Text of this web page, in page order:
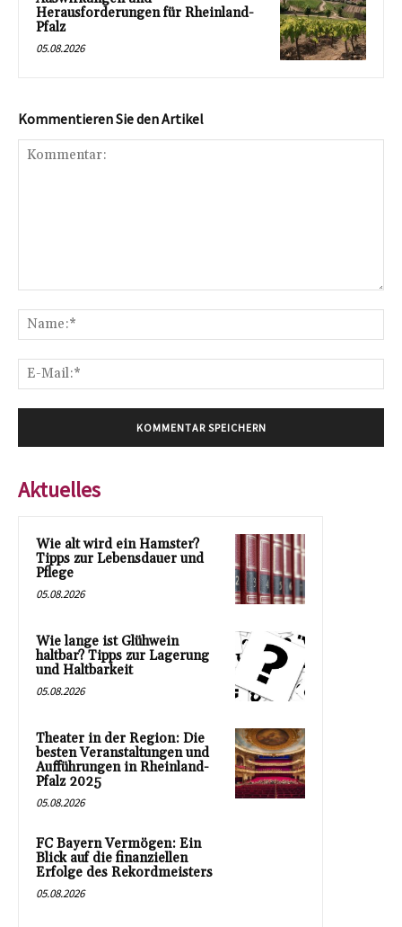
Herausforderungen für Rheinland-
Pfalz
05.08.2026
Kommentieren Sie den Artikel
Aktuelles
Wie alt wird ein Hamster?
Tipps zur Lebensdauer und
Pflege
05.08.2026
Wie lange ist Glühwein
haltbar? Tipps zur Lagerung
und Haltbarkeit
05.08.2026
Theater in der Region: Die
besten Veranstaltungen und
Aufführungen in Rheinland-
Pfalz 2025
05.08.2026
FC Bayern Vermögen: Ein
Blick auf die finanziellen
Erfolge des Rekordmeisters
05.08.2026